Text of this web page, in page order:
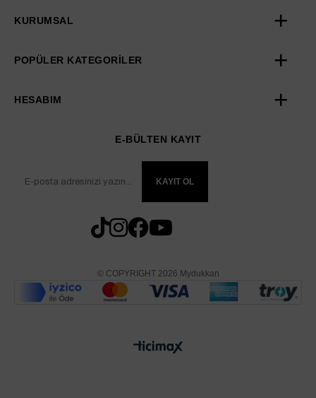
KURUMSAL
POPÜLER KATEGORİLER
HESABIM
E-BÜLTEN KAYIT
KAYIT OL
© COPYRIGHT 2026 Mydukkan